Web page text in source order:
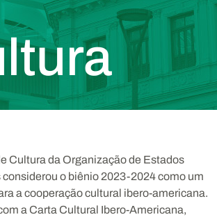
Cultura da Organização de Estados
o biênio 2023-2024 como um
a cooperação cultural ibero-americana.
a Carta Cultural Ibero-Americana,